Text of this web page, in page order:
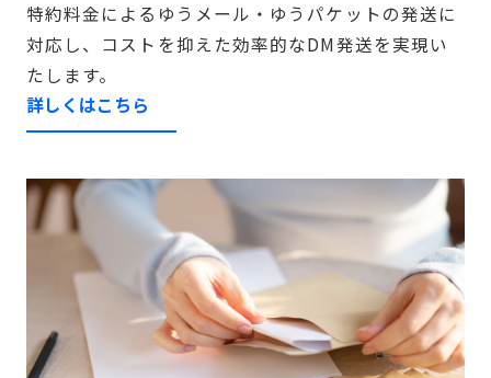
特約料金によるゆうメール・ゆうパケットの発送に
対応し、コストを抑えた効率的なDM発送を実現い
たします。
詳しくはこちら